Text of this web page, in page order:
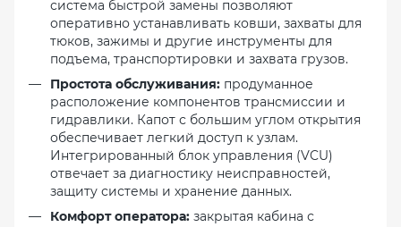
система быстрой замены позволяют
оперативно устанавливать ковши, захваты для
тюков, зажимы и другие инструменты для
подъема, транспортировки и захвата грузов.
Простота обслуживания: продуманное
расположение компонентов трансмиссии и
гидравлики. Капот с большим углом открытия
обеспечивает легкий доступ к узлам.
Интегрированный блок управления (VCU)
отвечает за диагностику неисправностей,
защиту системы и хранение данных.
Комфорт оператора: закрытая кабина с